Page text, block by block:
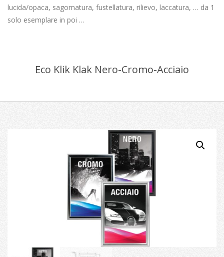
lucida/opaca, sagomatura, fustellatura, rilievo, laccatura, … da 1
solo esemplare in poi …
Eco Klik Klak Nero-Cromo-Acciaio